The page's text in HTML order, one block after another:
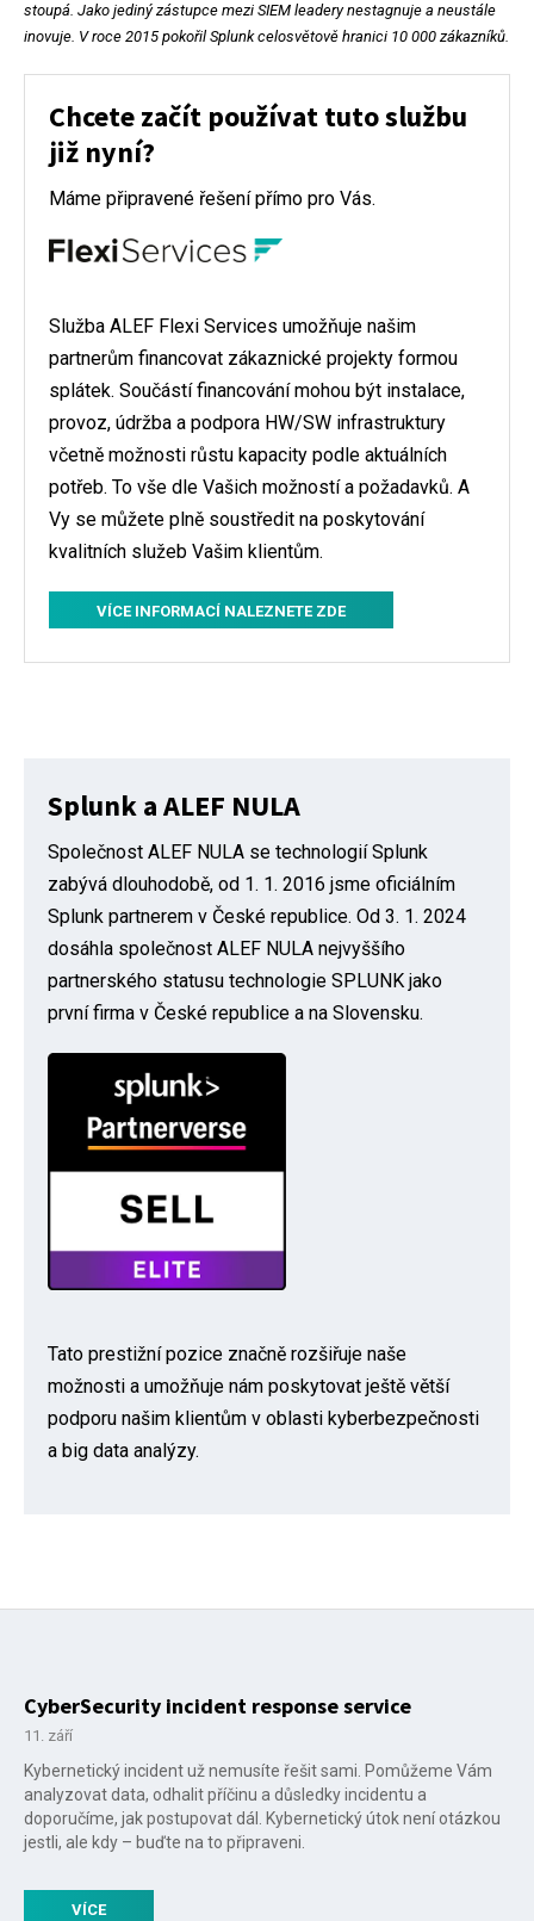
stoupá. Jako jediný zástupce mezi SIEM leadery nestagnuje a neustále
inovuje. V roce 2015 pokořil Splunk celosvětově hranici 10 000 zákazníků.
Chcete začít používat tuto službu
již nyní?
Máme připravené řešení přímo pro Vás.
Služba ALEF Flexi Services umožňuje našim
partnerům financovat zákaznické projekty formou
splátek. Součástí financování mohou být instalace,
provoz, údržba a podpora HW/SW infrastruktury
včetně možnosti růstu kapacity podle aktuálních
potřeb. To vše dle Vašich možností a požadavků. A
Vy se můžete plně soustředit na poskytování
kvalitních služeb Vašim klientům.
VÍCE INFORMACÍ NALEZNETE ZDE
Splunk a ALEF NULA
Společnost ALEF NULA se technologií Splunk
zabývá dlouhodobě, od 1. 1. 2016 jsme oficiálním
Splunk partnerem v České republice. Od 3. 1. 2024
dosáhla společnost ALEF NULA nejvyššího
partnerského statusu technologie SPLUNK jako
první firma v České republice a na Slovensku.
Tato prestižní pozice značně rozšiřuje naše
možnosti a umožňuje nám poskytovat ještě větší
podporu našim klientům v oblasti kyberbezpečnosti
a big data analýzy.
CyberSecurity incident response service
11. září
Kybernetický incident už nemusíte řešit sami. Pomůžeme Vám
analyzovat data, odhalit příčinu a důsledky incidentu a
doporučíme, jak postupovat dál. Kybernetický útok není otázkou
jestli, ale kdy – buďte na to připraveni.
VÍCE